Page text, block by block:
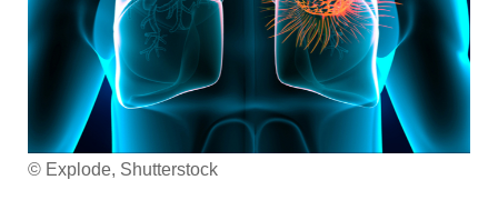
© Explode, Shutterstock